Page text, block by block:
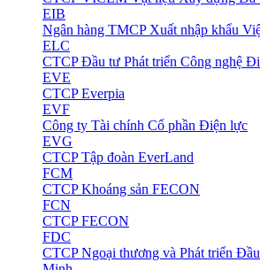
EIB
Ngân hàng TMCP Xuất nhập khẩu
ELC
CTCP Đầu tư Phát triển Công nghệ
EVE
CTCP Everpia
EVF
Công ty Tài chính Cổ phần Điện lực
EVG
CTCP Tập đoàn EverLand
FCM
CTCP Khoáng sản FECON
FCN
CTCP FECON
FDC
CTCP Ngoại thương và Phát triển